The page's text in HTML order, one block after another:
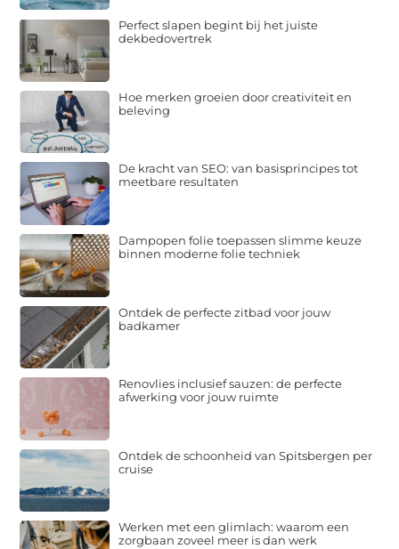
Perfect slapen begint bij het juiste
dekbedovertrek
Hoe merken groeien door creativiteit en
beleving
De kracht van SEO: van basisprincipes tot
meetbare resultaten
Dampopen folie toepassen slimme keuze
binnen moderne folie techniek
Ontdek de perfecte zitbad voor jouw
badkamer
Renovlies inclusief sauzen: de perfecte
afwerking voor jouw ruimte
Ontdek de schoonheid van Spitsbergen per
cruise
Werken met een glimlach: waarom een
zorgbaan zoveel meer is dan werk